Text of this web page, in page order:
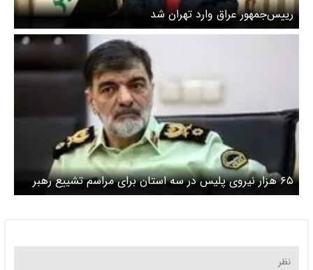
رییس‌جمهور عراق وارد تهران شد
۶۵ هزار نیروی پلیس در سه استان برای مراسم تشییع رهبر
شهید در حالت آماده‌باش قرار گرفتند